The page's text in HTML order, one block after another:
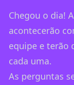
Chegou o dia!
acontecerão
equipe e terão
cada uma.
As perguntas